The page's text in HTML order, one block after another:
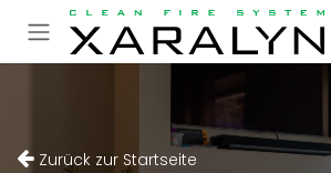
ZUM INHALT SPRINGEN
Zurück zur Startseite